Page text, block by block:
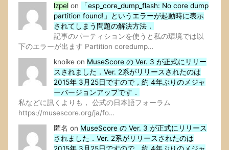
lzpel on
「esp_core_dump_flash: No core dump
partition found!」というエラーが起動時に表示
されてしまう問題の解決方法．
記事のパーティションを使うと私の環境では以
下のエラーが出ます Partition coredump…
knoike on MuseScore の Ver. 3 が正式にリリー
スされました．Ver. 2系がリリースされたのは
2015年 3月25日ですので，約 4年ぶりのメジャ
ーバージョンアップです．
私などに訊くよりも， 公式の日本語フォーラム
https://musescore.org/ja/fo…
匿名 on MuseScore の Ver. 3 が正式にリリース
されました．Ver. 2系がリリースされたのは